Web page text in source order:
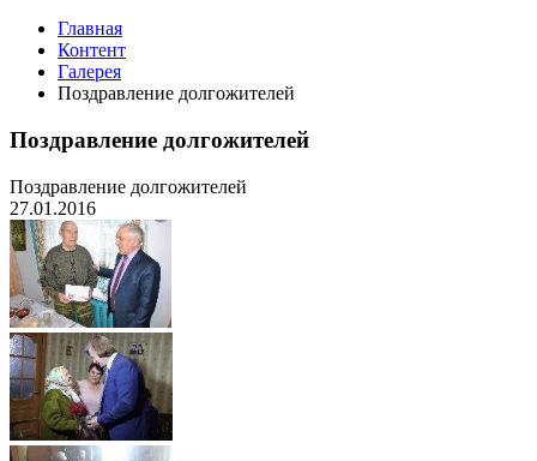
Главная
Контент
Галерея
Поздравление долгожителей
Поздравление долгожителей
Поздравление долгожителей
27.01.2016